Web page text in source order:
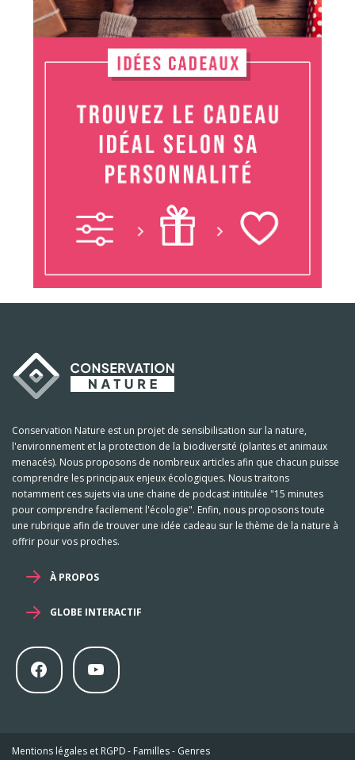
Conservation Nature est un projet de sensibilisation sur la nature,
l'environnement et la protection de la biodiversité (plantes et animaux
menacés). Nous proposons de nombreux articles afin que chacun puisse
comprendre les principaux enjeux écologiques. Nous traitons
notamment ces sujets via une chaine de podcast intitulée "15 minutes
pour comprendre facilement l'écologie". Enfin, nous proposons toute
une rubrique afin de trouver une idée cadeau sur le thème de la nature à
offrir pour vos proches.
À PROPOS
GLOBE INTERACTIF
Mentions légales et RGPD- Familles- Genres